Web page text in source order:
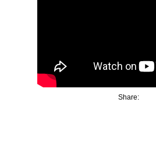
Share: